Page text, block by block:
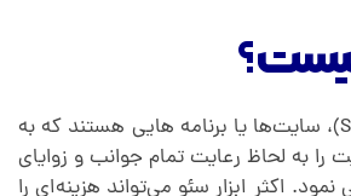
در واقع ابزار سئو (SEO)، سایت‌ها یا برنامه هایی هستند که به
را به لحاظ رعایت تمام جوانب و زوایای
اکثر ابزار سئو می‌تواند هزینه‌ای را